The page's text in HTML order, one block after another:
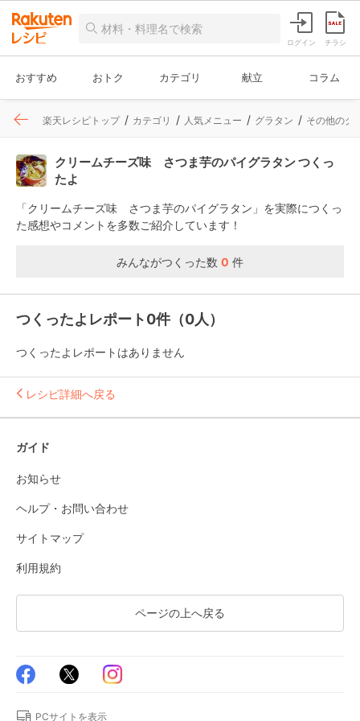
ログイン チラシ
おすすめ おトク カテゴリ 献立 コラム
楽天レシピトップ カテゴリ 人気メニュー グラタン その他のグ
クリームチーズ味 さつま芋のパイグラタン つくっ
たよ
「クリームチーズ味 さつま芋のパイグラタン」を実際につくっ
た感想やコメントを多数ご紹介しています！
みんながつくった数 0 件
つくったよレポート0件（0人）
つくったよレポートはありません
レシピ詳細へ戻る
ガイド
お知らせ
ヘルプ・お問い合わせ
サイトマップ
利用規約
ページの上へ戻る
PCサイトを表示